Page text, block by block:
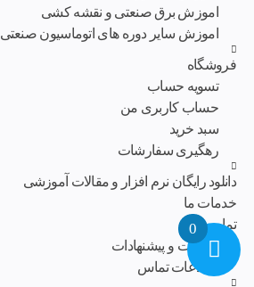
اموزش برق صنعتی و نقشه کشی
اموزش سایر دوره های اتوماسیون صنعتی
فروشگاه
تسویه حساب
حساب کاربری من
سبد خرید
رهگیری سفارشات
دانلود رایگان نرم افزار و مقالات آموزشی
خدمات ما
تماس با ما
انتقادات و پیشنهادات
اطلاعات تماس
0